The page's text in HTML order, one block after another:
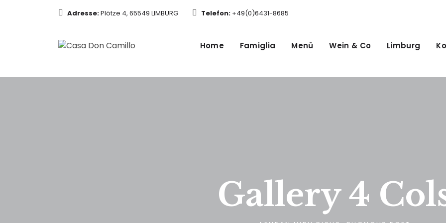
Adresse:Plötze 4, 65549 LIMBURG Telefon: +49(0)6431-8685
Home Famiglia Menü Wein & Co Limburg
Gallery 4